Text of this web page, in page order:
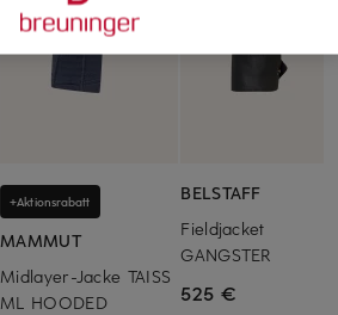
+Aktionsrabatt
MAMMUT
Midlayer-Jacke TAISS
ML HOODED
BELSTAFF
Fieldjacket
GANGSTER
525 €